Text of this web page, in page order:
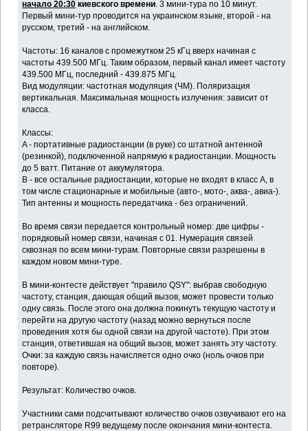
начало 20:30 киевского времени. 3 мини-тура по 10 минут.
Первый мини-тур проводится на украинском языке, второй - на
русском, третий - на английском.
Частоты: 16 каналов с промежутком 25 кГц вверх начиная с
частоты 439.500 МГц. Таким образом, первый канал имеет частоту
439.500 МГц, последний - 439.875 МГц.
Вид модуляции: частотная модуляция (ЧМ). Поляризация
вертикальная. Максимальная мощность излучения: зависит от
класса.
Классы:
A - портативные радиостанции (в руке) со штатной антенной
(резинкой), подключенной напрямую к радиостанции. Мощность
до 5 ватт. Питание от аккумулятора.
B - все остальные радиостанции, которые не входят в класс A, в
том числе стационарные и мобильные (авто-, мото-, аква-, авиа-).
Тип антенны и мощность передатчика - без ограничений.
Во время связи передается контрольный номер: две цифры -
порядковый номер связи, начиная с 01. Нумерация связей
сквозная по всем мини-турам. Повторные связи разрешены в
каждом новом мини-туре.
В мини-контесте действует "правило QSY": выбрав свободную
частоту, станция, дающая общий вызов, может провести только
одну связь. После этого она должна покинуть текущую частоту и
перейти на другую частоту (назад можно вернуться после
проведения хотя бы одной связи на другой частоте). При этом
станция, ответившая на общий вызов, может занять эту частоту.
Очки: за каждую связь начисляется одно очко (ноль очков при
повторе).
Результат: Количество очков.
Участники сами подсчитывают количество очков озвучивают его на
ретрансляторе R99 ведущему после окончания мини-контеста.